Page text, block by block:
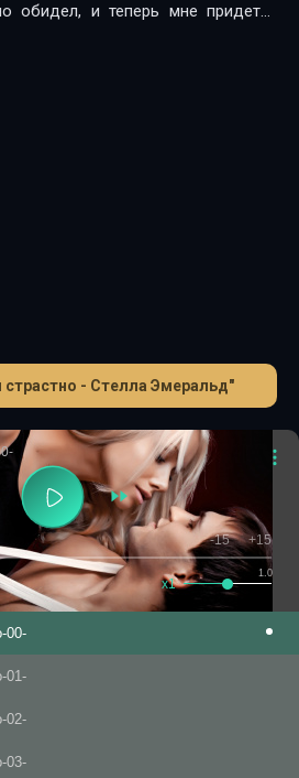
обидел, и теперь мне придется
желанием отомстить и
страстно - Стелла Эмеральд"
1.0
x1
-15 +15
00-
01-
02-
03-